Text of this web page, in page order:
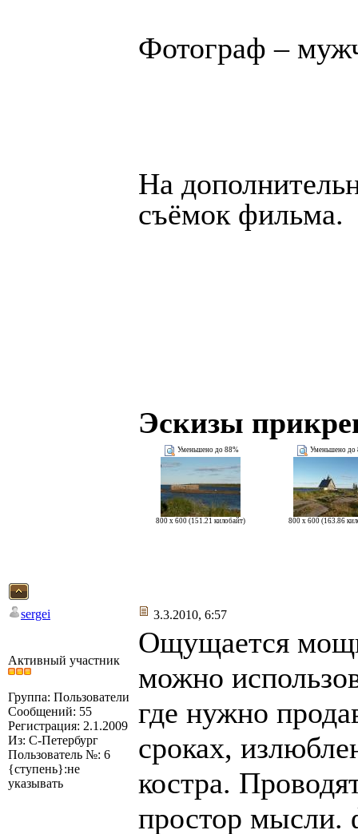
Фотограф –
На
съёмок фильма.
Эскизы
Уменьшено до 88%
800 x 600 (151.21 килобайт)
Уменьшено до
800 x 600 (163.86
sergei 3.3.2010, 6:57
Активный участник
Группа: Пользователи
Сообщений: 55
Регистрация: 2.1.2009
Из: С-Петербург
Пользователь №: 6
{ступень}:не
указывать
Ощущается
можно
где нужно
сроках,
костра.
простор мысли.